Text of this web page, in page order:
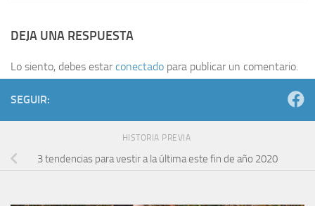
DEJA UNA RESPUESTA
Lo siento, debes estar conectado para publicar un comentario.
SEGUIR:
HISTORIA PREVIA
3 tendencias para vestir a la última este fin de año 2020